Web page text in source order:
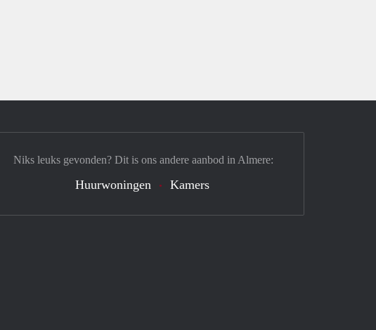
Niks leuks gevonden? Dit is ons andere aanbod in Almere:
Huurwoningen Kamers